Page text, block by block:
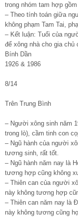
trong nhóm tam hợp
– Theo tính toán giữa
không phạm Tam Tai,
– Kết luận: Tuổi của
để xông nhà cho gia chủ
Bính Dần
1926 & 1986
8/14
Trên Trung Bình
– Người xông sinh năm
trong lò), cầm tinh con
– Ngũ hành của người
tương sinh, rất tốt.
– Ngũ hành năm nay là
tương hợp cũng không
– Thiên can của người
này không tương hợp
– Thiên can năm nay là
này không tương cũng